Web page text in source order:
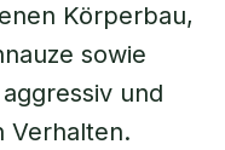
Körperbau,
sowie
und
Verhalten.